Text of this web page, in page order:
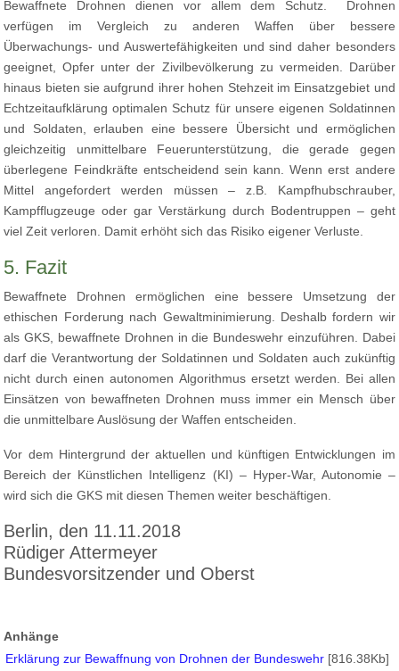
Bewaffnete Drohnen dienen vor allem dem Schutz. Drohnen
verfügen im Vergleich zu anderen Waffen über bessere
Überwachungs- und Auswertefähigkeiten und sind daher besonders
geeignet, Opfer unter der Zivilbevölkerung zu vermeiden. Darüber
hinaus bieten sie aufgrund ihrer hohen Stehzeit im Einsatzgebiet und
Echtzeitaufklärung optimalen Schutz für unsere eigenen Soldatinnen
und Soldaten, erlauben eine bessere Übersicht und ermöglichen
gleichzeitig unmittelbare Feuerunterstützung, die gerade gegen
überlegene Feindkräfte entscheidend sein kann. Wenn erst andere
Mittel angefordert werden müssen – z.B. Kampfhubschrauber,
Kampfflugzeuge oder gar Verstärkung durch Bodentruppen – geht
viel Zeit verloren. Damit erhöht sich das Risiko eigener Verluste.
5. Fazit
Bewaffnete Drohnen ermöglichen eine bessere Umsetzung der
ethischen Forderung nach Gewaltminimierung. Deshalb fordern wir
als GKS, bewaffnete Drohnen in die Bundeswehr einzuführen. Dabei
darf die Verantwortung der Soldatinnen und Soldaten auch zukünftig
nicht durch einen autonomen Algorithmus ersetzt werden. Bei allen
Einsätzen von bewaffneten Drohnen muss immer ein Mensch über
die unmittelbare Auslösung der Waffen entscheiden.
Vor dem Hintergrund der aktuellen und künftigen Entwicklungen im
Bereich der Künstlichen Intelligenz (KI) – Hyper-War, Autonomie –
wird sich die GKS mit diesen Themen weiter beschäftigen.
Berlin, den 11.11.2018
Rüdiger Attermeyer
Bundesvorsitzender und Oberst
Anhänge
Erklärung zur Bewaffnung von Drohnen der Bundeswehr [816.38Kb]